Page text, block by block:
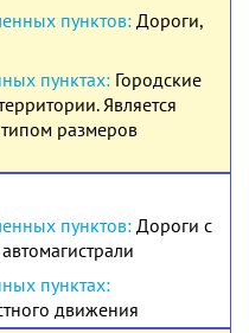
Дороги,
Городские
Является
размеров
Дороги с
движения